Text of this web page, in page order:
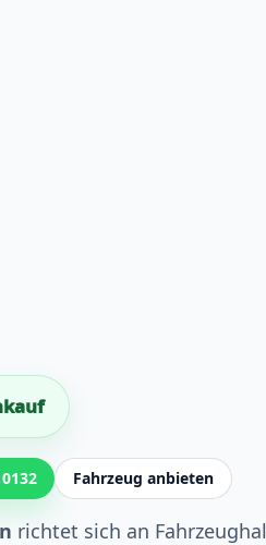
Fahrzeug anbieten
richtet sich an